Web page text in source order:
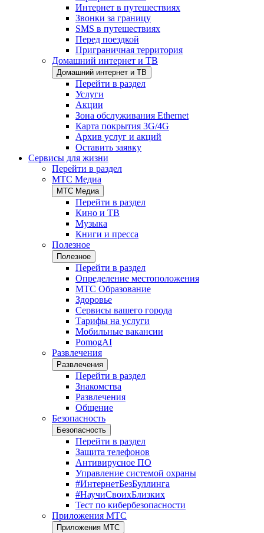
Интернет в путешествиях
Звонки за границу
SMS в путешествиях
Перед поездкой
Приграничная территория
Домашний интернет и ТВ
Домашний интернет и ТВ
Перейти в раздел
Услуги
Акции
Зона обслуживания Ethernet
Карта покрытия 3G/4G
Архив услуг и акций
Оставить заявку
Сервисы для жизни
Перейти в раздел
МТС Медиа
МТС Медиа
Перейти в раздел
Кино и ТВ
Музыка
Книги и пресса
Полезное
Полезное
Перейти в раздел
Определение местоположения
МТС Образование
Здоровье
Сервисы вашего города
Тарифы на услуги
Мобильные вакансии
PomogAI
Развлечения
Развлечения
Перейти в раздел
Знакомства
Развлечения
Общение
Безопасность
Безопасность
Перейти в раздел
Защита телефонов
Антивирусное ПО
Управление системой охраны
#ИнтернетБезБуллинга
#НаучиСвоихБлизких
Тест по кибербезопасности
Приложения МТС
Приложения МТС